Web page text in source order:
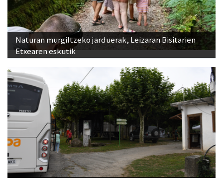
Naturan murgiltzeko jarduerak, Leizaran Bisitarien
Etxearen eskutik